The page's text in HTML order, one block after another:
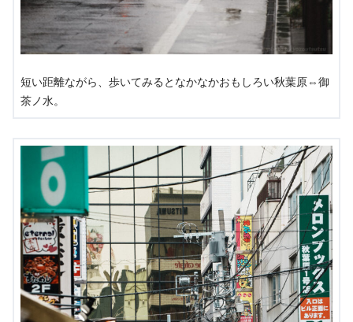
短い距離ながら、歩いてみるとなかなかおもしろい秋葉原⇔御
茶ノ水。